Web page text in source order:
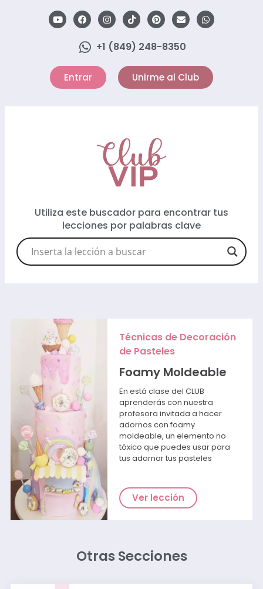
+1 (849) 248-8350
Entrar Unirme al Club
Utiliza este buscador para encontrar tus
lecciones por palabras clave
Técnicas de Decoración
de Pasteles
Foamy Moldeable
En está clase del CLUB
aprenderás con nuestra
profesora invitada a hacer
adornos con foamy
moldeable, un elemento no
tóxico que puedes usar para
tus adornar tus pasteles
Ver lección
Otras Secciones